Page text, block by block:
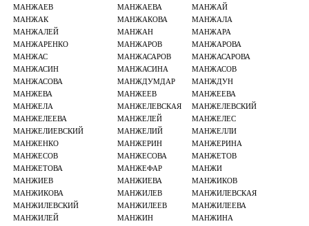
МАНЖАЕВ
МАНЖАЕВА
МАНЖАЙ
МАНЖАК
МАНЖАКОВА
МАНЖАЛА
МАНЖАЛЕЙ
МАНЖАН
МАНЖАРА
МАНЖАРЕНКО
МАНЖАРОВ
МАНЖАРОВА
МАНЖАС
МАНЖАСАРОВ
МАНЖАСАРОВА
МАНЖАСИН
МАНЖАСИНА
МАНЖАСОВ
МАНЖАСОВА
МАНЖДУМДАР
МАНЖДУН
МАНЖЕВА
МАНЖЕЕВ
МАНЖЕЕВА
МАНЖЕЛА
МАНЖЕЛЕВСКАЯ
МАНЖЕЛЕВСКИЙ
МАНЖЕЛЕЕВА
МАНЖЕЛЕЙ
МАНЖЕЛЕС
МАНЖЕЛИЕВСКИЙ
МАНЖЕЛИЙ
МАНЖЕЛЛИ
МАНЖЕНКО
МАНЖЕРИН
МАНЖЕРИНА
МАНЖЕСОВ
МАНЖЕСОВА
МАНЖЕТОВ
МАНЖЕТОВА
МАНЖЕФАР
МАНЖИ
МАНЖИЕВ
МАНЖИЕВА
МАНЖИКОВ
МАНЖИКОВА
МАНЖИЛЕВ
МАНЖИЛЕВСКАЯ
МАНЖИЛЕВСКИЙ
МАНЖИЛЕЕВ
МАНЖИЛЕЕВА
МАНЖИЛЕЙ
МАНЖИН
МАНЖИНА